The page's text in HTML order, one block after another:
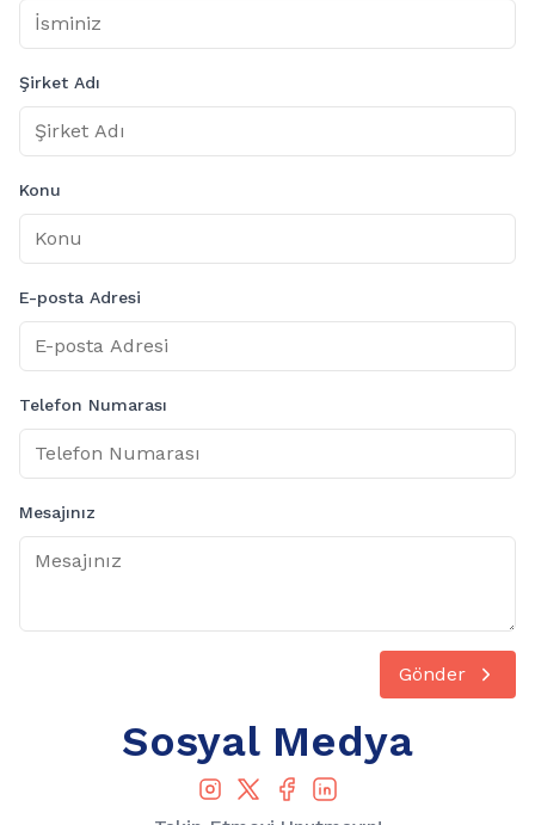
Şirket Adı
Konu
E-posta Adresi
Telefon Numarası
Mesajınız
Gönder
Sosyal Medya